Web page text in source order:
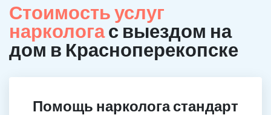
Стоимость услуг
наркологас выездом на
дом в Красноперекопске
Помощь нарколога стандарт